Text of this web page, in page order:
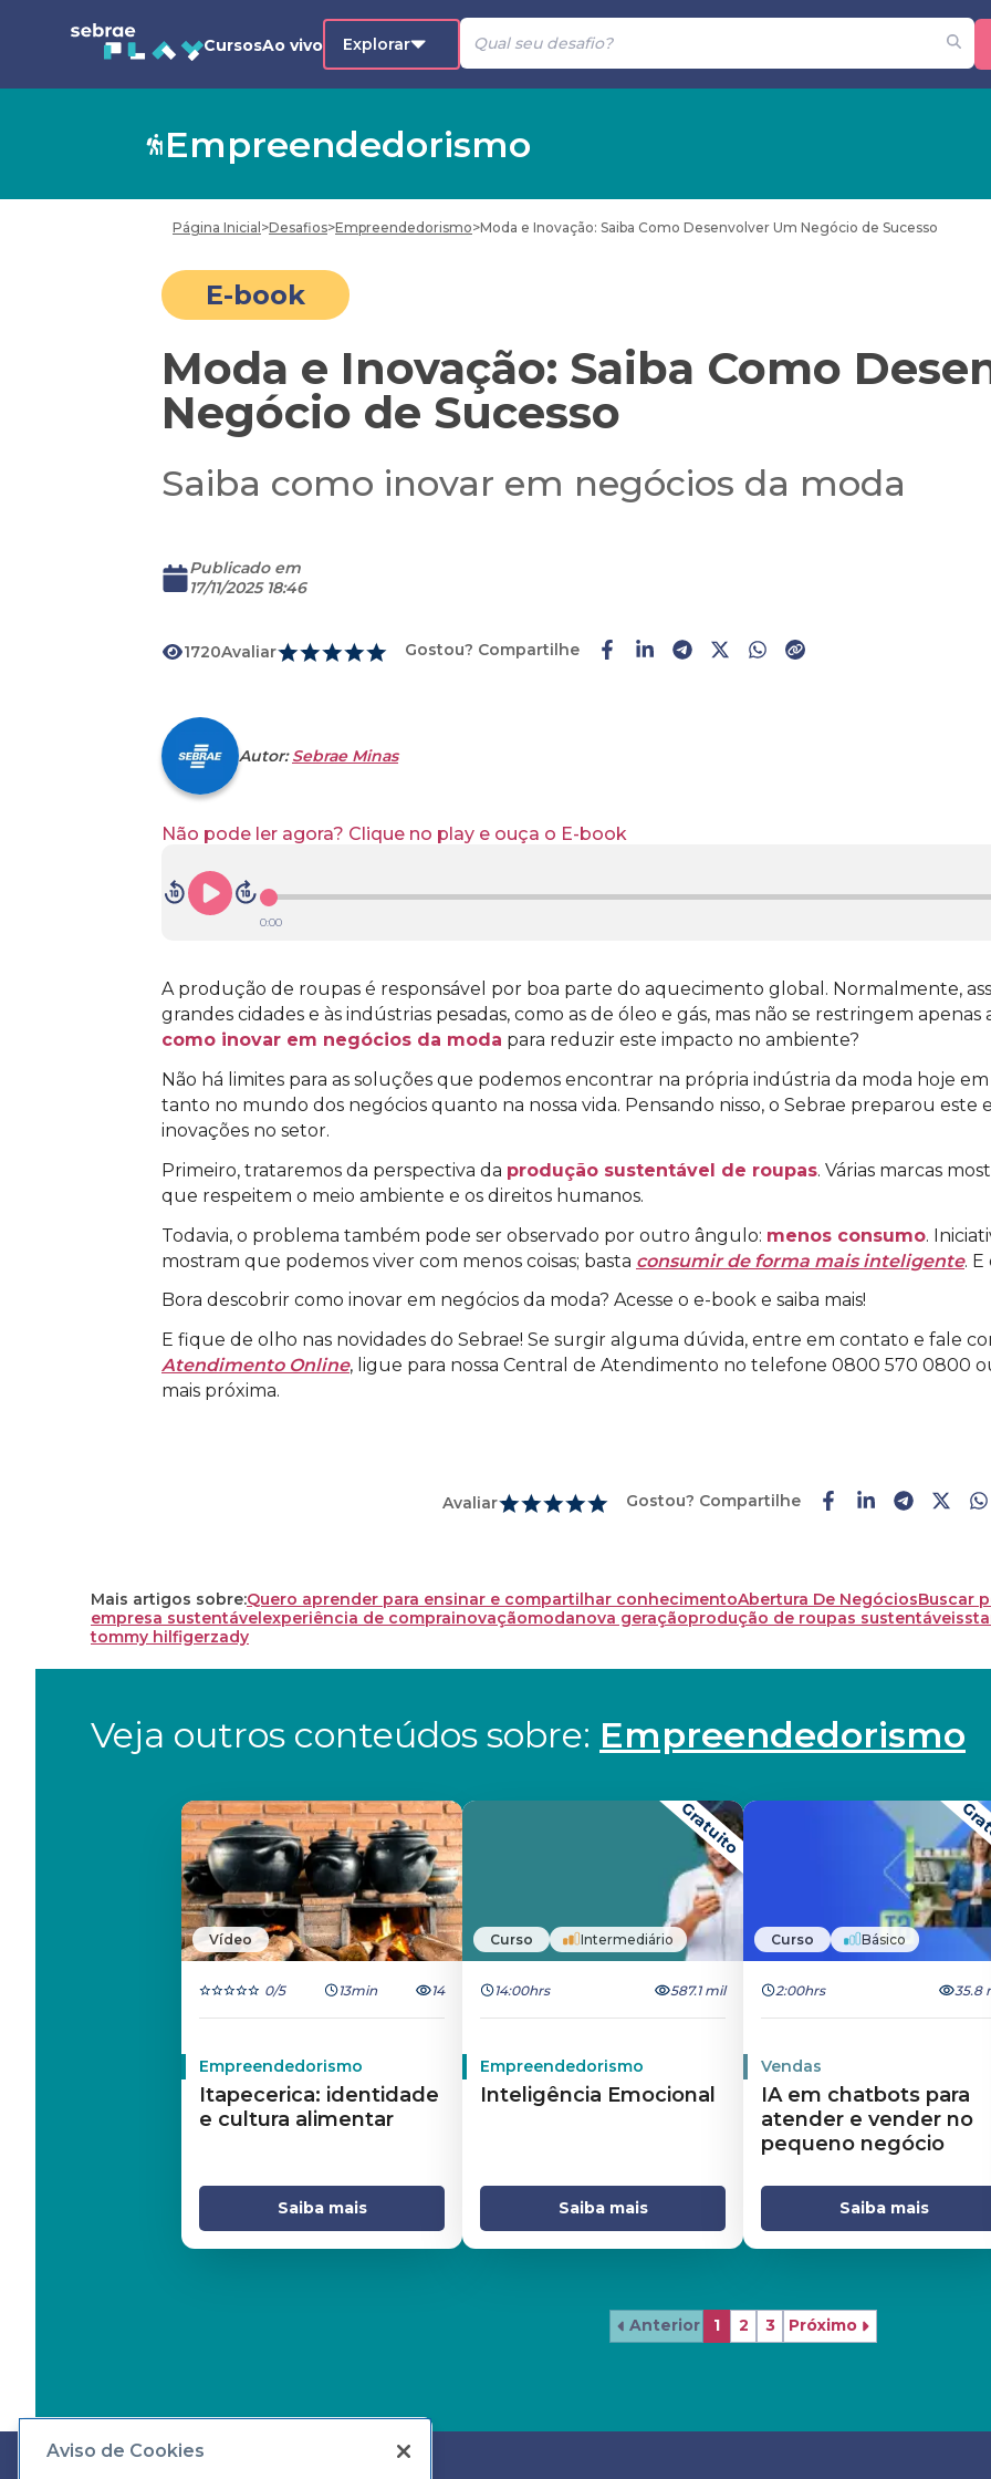
CursosAo vivo Explorar
Empreendedorismo
Página Inicial >Desafios>Empreendedorismo>Moda e Inovação: Saiba Como Desenvolver Um Negócio de Sucesso
E-book
Moda e Inovação: Saiba Como
Negócio de Sucesso
Saiba como inovar em negócios da moda
Publicado em
17/11/2025 18:46
1720Avaliar Gostou? Compartilhe
Autor:Sebrae Minas
Não pode ler agora? Clique no play e ouça o E-book
0:00
A produção de roupas é responsável por boa parte do aquecimento global. Normalmente,
grandes cidades e às indústrias pesadas, como as de óleo e gás, mas não se restringem apenas
como inovar em negócios da moda para reduzir este impacto no ambiente?
Não há limites para as soluções que podemos encontrar na própria indústria da moda hoje em
tanto no mundo dos negócios quanto na nossa vida. Pensando nisso, o Sebrae preparou este
inovações no setor.
Primeiro, trataremos da perspectiva da produção sustentável de roupas. Várias marcas
que respeitem o meio ambiente e os direitos humanos.
Todavia, o problema também pode ser observado por outro ângulo: menos consumo.
mostram que podemos viver com menos coisas; basta consumir de forma mais inteligente.
Bora descobrir como inovar em negócios da moda? Acesse o e-book e saiba mais!
E fique de olho nas novidades do Sebrae! Se surgir alguma dúvida, entre em contato e fale
Atendimento Online, ligue para nossa Central de Atendimento no telefone 0800 570 0800
mais próxima.
Avaliar Gostou? Compartilhe
Mais artigos sobre:Quero aprender para ensinar e compartilhar conhecimentoAbertura De NegóciosBuscar
empresa sustentávelexperiência de comprainovaçãomodanova geraçãoprodução de roupas sustentáveis
tommy hilfigerzady
Veja outros conteúdos sobre: Empreendedorismo
Vídeo
0/5 13min 14
Empreendedorismo
Itapecerica: identidade
e cultura alimentar
Saiba mais
Gratuito
Curso Intermediário
14:00hrs 587.1 mil
Empreendedorismo
Inteligência Emocional
Saiba mais
Curso Básico
2:00hrs 35.8
Vendas
IA em chatbots para
atender e vender no
pequeno negócio
Saiba mais
Anterior 1 2 3 Próximo
Aviso de Cookies